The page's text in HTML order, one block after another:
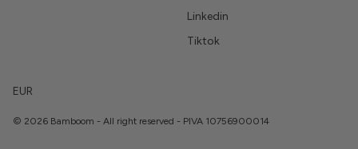
Linkedin
Tiktok
EUR
© 2026 Bamboom - All right reserved - PIVA 10756900014